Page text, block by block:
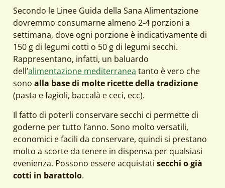
Secondo le Linee Guida della Sana Alimentazione
dovremmo consumarne almeno 2-4 porzioni a
settimana, dove ogni porzione è indicativamente di
150 g di legumi cotti o 50 g di legumi secchi.
Rappresentano, infatti, un baluardo
dell’alimentazione mediterranea tanto è vero che
sono alla base di molte ricette della tradizione
(pasta e fagioli, baccalà e ceci, ecc).
Il fatto di poterli conservare secchi ci permette di
goderne per tutto l’anno. Sono molto versatili,
economici e facili da conservare, quindi si prestano
molto a scorte da tenere in dispensa per qualsiasi
evenienza. Possono essere acquistati secchi o già
cotti in barattolo.